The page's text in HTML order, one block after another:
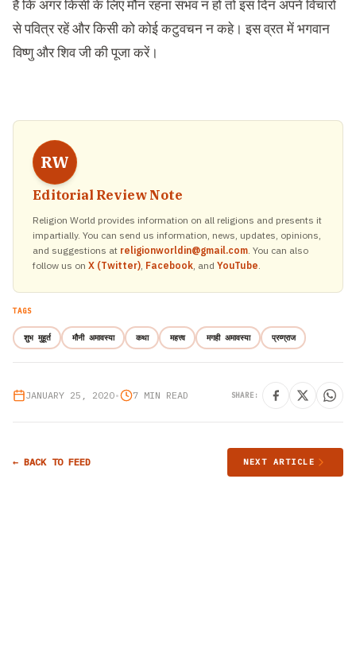
है कि अगर किसी के लिए मौन रहना संभव न हो तो इस दिन अपने विचारों
से पवित्र रहें और किसी को कोई कटुवचन न कहे। इस व्रत में भगवान
विष्णु और शिव जी की पूजा करें।
RW
Editorial Review Note
Religion World provides information on all religions and presents it
impartially. You can send us information, news, updates, opinions,
and suggestions at religionworldin@gmail.com. You can also
follow us on X (Twitter), Facebook, and YouTube.
TAGS
शुभ मुहूर्त मौनी अमावस्या कथा महत्त्व मगही अमावस्या प्रय्ग्राज
JANUARY 25, 2020• 7 MIN READ SHARE:
← BACK TO FEED NEXT ARTICLE